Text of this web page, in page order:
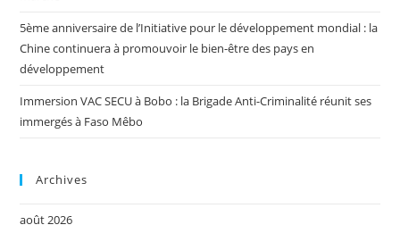
5ème anniversaire de l’Initiative pour le développement mondial : la
Chine continuera à promouvoir le bien-être des pays en
développement
Immersion VAC SECU à Bobo : la Brigade Anti-Criminalité réunit ses
immergés à Faso Mêbo
Archives
août 2026